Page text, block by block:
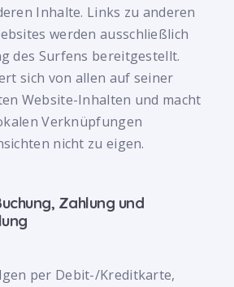
Inhalte. Links zu anderen
werden ausschließlich
des Surfens bereitgestellt.
sich von allen auf seiner
Website-Inhalten und macht
Verknüpfungen
nicht zu eigen.
Zahlung und
per Debit-/Kreditkarte,